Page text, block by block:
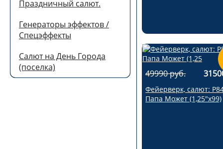
Праздничный салют.
Генераторы эффектов /
Спецэффекты
Салют на День Города
(поселка)
49990 руб.
Фейерверк, салют:
Папа Может (1,25"х99)